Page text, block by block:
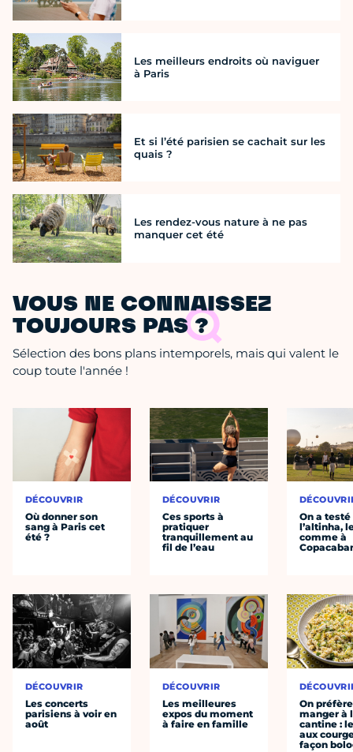
Les meilleurs endroits où naviguer
à Paris
Et si l’été parisien se cachait sur les
quais ?
Les rendez-vous nature à ne pas
manquer cet été
VOUS NE CONNAISSEZ
TOUJOURS PAS ?
Sélection des bons plans intemporels, mais qui valent le
coup toute l'année !
DÉCOUVRIR
Où donner son
sang à Paris cet
été ?
DÉCOUVRIR
Les concerts
parisiens à voir en
août
DÉCOUVRIR
Ces sports à
pratiquer
tranquillement au
fil de l’eau
DÉCOUVRIR
Les meilleures
expos du moment
à faire en famille
On a testé
l’altinha,
comme à
On préfère
manger à
cantine :
aux
façon